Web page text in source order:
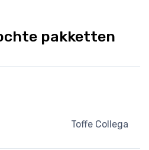
pakketten
Toffe Collega